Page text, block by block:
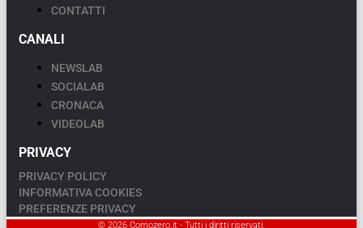
CONTATTI
CANALI
NEWSLAB
SOCIALAB
CRONACA
VIDEOLAB
PRIVACY
PRIVACY POLICY
INFORMATIVA COOKIES
PREFERENZE PRIVACY
© 2026 Comozero.it - Tutti i diritti riservati.